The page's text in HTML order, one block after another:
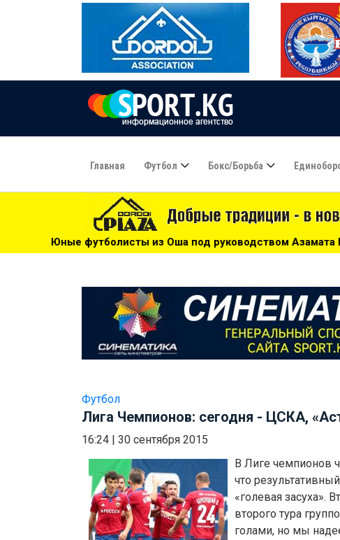
Главная Футбол Бокс/борьба
из Оша под руководством Азамата Байматова участвуют в
Футбол
Лига Чемпионов: сегодня - ЦСКА,
16:24
30 сентября 2015
В Лиге чемпионов
что
«голевая засуха».
второго тура
голами, но мы